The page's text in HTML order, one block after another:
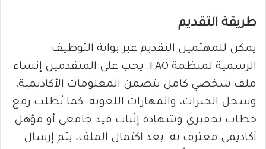
طريقة التقديم
يمكن للمهتمين التقديم عبر بوابة التوظيف
الرسمية لمنظمة FAO. يجب على المتقدمين إنشاء
ملف شخصي كامل يتضمن المعلومات الأكاديمية،
وسجل الخبرات، والمهارات اللغوية. كما يُطلب رفع
خطاب تحفيزي وشهادة إثبات قيد جامعي أو مؤهل
أكاديمي معترف به. بعد اكتمال الملف، يتم إرسال